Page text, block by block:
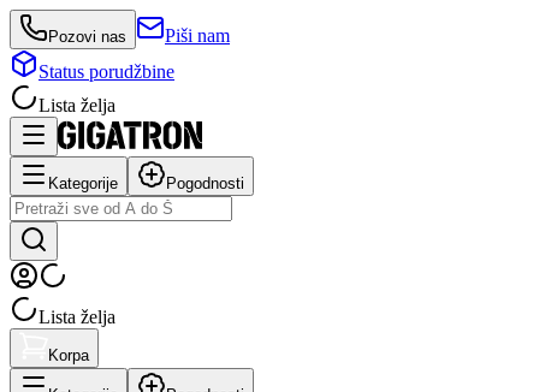
Pozovi nas
Piši nam
Status porudžbine
Lista želja
Kategorije Pogodnosti
Lista želja
Korpa